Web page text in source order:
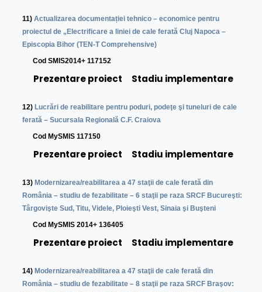
11) Actualizarea documentației tehnico – economice pentru
proiectul de „Electrificare a liniei de cale ferată Cluj Napoca –
Episcopia Bihor (TEN-T Comprehensive)
Cod SMIS2014+ 117152
Prezentare proiect Stadiu implementare
12) Lucrări de reabilitare pentru poduri, podeţe şi tuneluri de cale
ferată – Sucursala Regională C.F. Craiova
Cod MySMIS 117150
Prezentare proiect Stadiu implementare
13) Modernizarea/reabilitarea a 47 staţii de cale ferată din
România – studiu de fezabilitate – 6 staţii pe raza SRCF Bucureşti:
Târgovişte Sud, Titu, Videle, Ploieşti Vest, Sinaia şi Buşteni
Cod MySMIS 2014+ 136405
Prezentare proiect Stadiu implementare
14) Modernizarea/reabilitarea a 47 staţii de cale ferată din
România – studiu de fezabilitate – 8 staţii pe raza SRCF Braşov: